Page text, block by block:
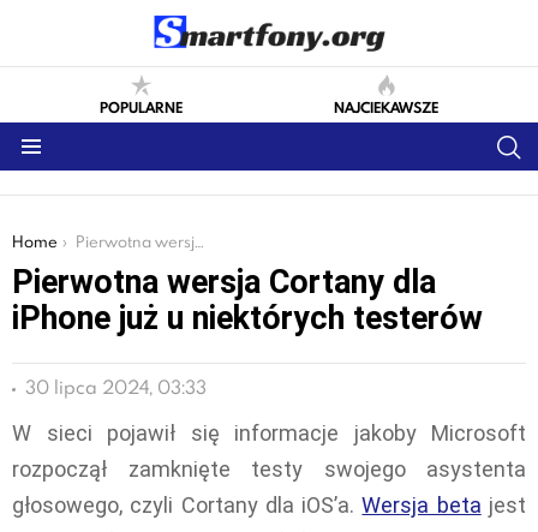
POPULARNE NAJCIEKAWSZE
You are here:
Home Pierwotna wersja Cortany dla iPhone już u niektórych testerów
Pierwotna wersja Cortany dla
iPhone już u niektórych testerów
30 lipca 2024, 03:33
W sieci pojawił się informacje jakoby Microsoft
rozpoczął zamknięte testy swojego asystenta
głosowego, czyli Cortany dla iOS’a.Wersja beta jest